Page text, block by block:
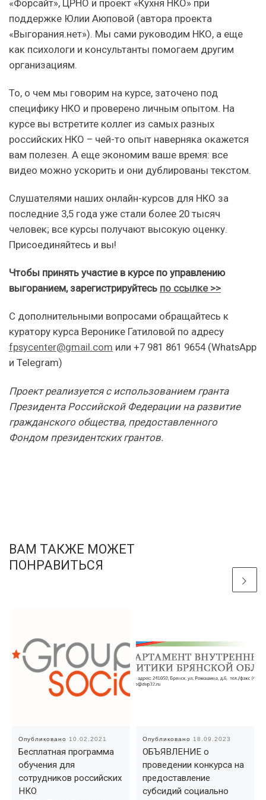
«Форсайт», ЦРНО и проект «Кухня НКО» при
поддержке Юлии Аюповой (автора проекта
«Выгорания.нет»). Мы сами руководим НКО, а еще
как психологи и консультанты помогаем другим
организациям.
То, о чем мы говорим на курсе, заточено под
специфику НКО и проверено личным опытом. На
курсе вы встретите коллег из самых разных
российских НКО – чей-то опыт наверняка окажется
вам полезен. А еще экономим ваше время: все
видео можно ускорить и они дублированы текстом.
Слушателями наших онлайн-курсов для НКО за
последние 3,5 года уже стали более 20 тысяч
человек; все курсы получают высокую оценку.
Присоединяйтесь и вы!
Чтобы принять участие в курсе по управлению
выгоранием, зарегистрируйтесь по ссылке >>
С дополнительными вопросами обращайтесь к
куратору курса Веронике Гатиловой по адресу
fpsycenter@gmail.com или +7 981 861 9654 (WhatsApp
и Telegram)
Проект реализуется с использованием гранта
Президента Российской Федерации на развитие
гражданского общества, предоставленного
Фондом президентских грантов.
ВАМ ТАКЖЕ МОЖЕТ
ПОНРАВИТЬСЯ
Опубликовано 10.02.2021
Бесплатная программа
обучения для
сотрудников российских
НКО
Опубликовано 18.09.2023
ОБЪЯВЛЕНИЕ о
проведении конкурса на
предоставление
субсидий социально